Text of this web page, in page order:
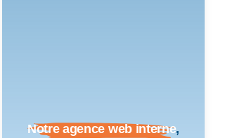
Notre agence web interne,